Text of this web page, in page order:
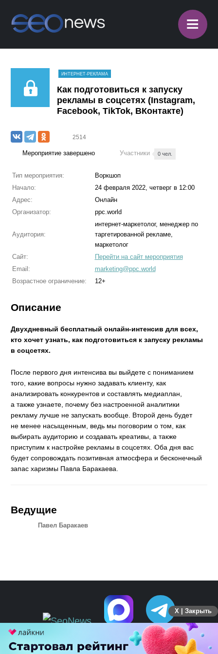
≡
ИНТЕРНЕТ-РЕКЛАМА
Как подготовиться к запуску
рекламы в соцсетях (Instagram,
Facebook, TikTok, ВКонтакте)
2514
Мероприятие завершено Участники 0 чел.
Тип мероприятия:
Воркшоп
Начало:
24 февраля 2022, четверг в 12:00
Адрес:
Онлайн
Организатор:
ppc.world
Аудитория:
интернет-маркетолог, менеджер по
таргетированной рекламе,
маркетолог
Сайт:
Перейти на сайт мероприятия
Email:
marketing@ppc.world
Возрастное ограничение:
12+
Описание
Двухдневный бесплатный онлайн-интенсив для всех,
кто хочет узнать, как подготовиться к запуску рекламы
в соцсетях.
После первого дня интенсива вы выйдете с пониманием
того, какие вопросы нужно задавать клиенту, как
анализировать конкурентов и составлять медиаплан,
а также узнаете, почему без настроенной аналитики
рекламу лучше не запускать вообще. Второй день будет
не менее насыщенным, ведь мы поговорим о том, как
выбирать аудиторию и создавать креативы, а также
приступим к настройке рекламы в соцсетях. Оба дня вас
будет сопровождать позитивная атмосфера и бесконечный
запас харизмы Павла Баракаева.
Ведущие
Павел Баракаев
X | Закрыть
ПЕРЕЙТИ НА ПОЛНУЮ ВЕРСИЮ